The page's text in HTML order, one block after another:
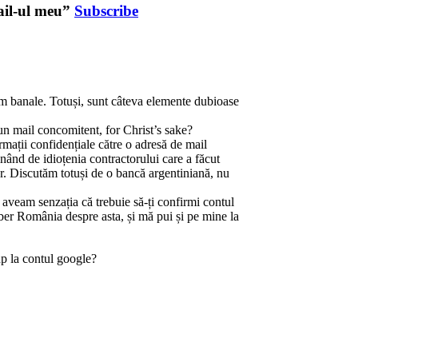
ul meu” Subscribe
banale. Totuși, sunt câteva elemente dubioase
mail concomitent, for Christ’s sake?
confidențiale către o adresă de mail
de idioțenia contractorului care a făcut
Discutăm totuși de o bancă argentiniană, nu
senzația că trebuie să-ți confirmi contul
România despre asta, și mă pui și pe mine la
la contul google?